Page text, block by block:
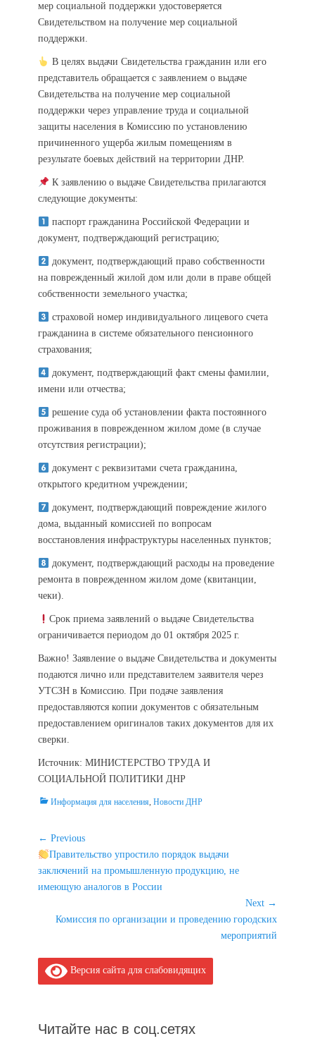
мер социальной поддержки удостоверяется
Свидетельством на получение мер социальной
поддержки.
В целях выдачи Свидетельства гражданин или его
представитель обращается с заявлением о выдаче
Свидетельства на получение мер социальной
поддержки через управление труда и социальной
защиты населения в Комиссию по установлению
причиненного ущерба жилым помещениям в
результате боевых действий на территории ДНР.
К заявлению о выдаче Свидетельства прилагаются
следующие документы:
паспорт гражданина Российской Федерации и
документ, подтверждающий регистрацию;
документ, подтверждающий право собственности
на поврежденный жилой дом или доли в праве общей
собственности земельного участка;
страховой номер индивидуального лицевого счета
гражданина в системе обязательного пенсионного
страхования;
документ, подтверждающий факт смены фамилии,
имени или отчества;
решение суда об установлении факта постоянного
проживания в поврежденном жилом доме (в случае
отсутствия регистрации);
документ с реквизитами счета гражданина,
открытого кредитном учреждении;
документ, подтверждающий повреждение жилого
дома, выданный комиссией по вопросам
восстановления инфраструктуры населенных пунктов;
документ, подтверждающий расходы на проведение
ремонта в поврежденном жилом доме (квитанции,
чеки).
Срок приема заявлений о выдаче Свидетельства
ограничивается периодом до 01 октября 2025 г.
Важно! Заявление о выдаче Свидетельства и документы
подаются лично или представителем заявителя через
УТСЗН в Комиссию. При подаче заявления
предоставляются копии документов с обязательным
предоставлением оригиналов таких документов для их
сверки.
Источник: МИНИСТЕРСТВО ТРУДА И
СОЦИАЛЬНОЙ ПОЛИТИКИ ДНР
Categories
Информация для населения, Новости ДНР
Навигация
по
записям
← Previous
Previous
post:
Правительство упростило порядок выдачи
заключений на промышленную продукцию, не
имеющую аналогов в России
Next →
NextКомиссия по организации и проведению городских
мероприятий
Версия сайта для слабовидящих
Читайте нас в соц.сетях